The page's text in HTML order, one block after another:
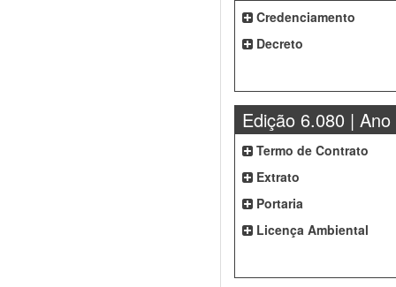
Credenciamento
Decreto
Edição 6.080 | Ano
Termo de Contrato
Extrato
Portaria
Licença Ambiental